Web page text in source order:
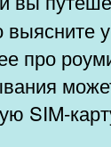
про
использовать
SIM-